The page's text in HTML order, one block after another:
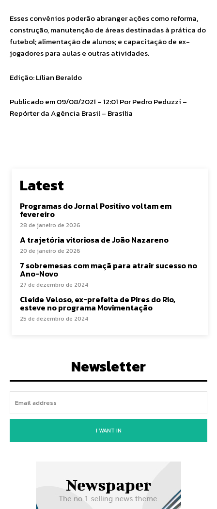
Esses convênios poderão abranger ações como reforma,
construção, manutenção de áreas destinadas à prática do
futebol; alimentação de alunos; e capacitação de ex-
jogadores para aulas e outras atividades.
Edição: Lílian Beraldo
Publicado em 09/08/2021 – 12:01 Por Pedro Peduzzi –
Repórter da Agência Brasil – Brasília
Latest
Programas do Jornal Positivo voltam em
fevereiro
28 de janeiro de 2026
A trajetória vitoriosa de João Nazareno
20 de janeiro de 2026
7 sobremesas com maçã para atrair sucesso no
Ano-Novo
27 de dezembro de 2024
Cleide Veloso, ex-prefeita de Pires do Rio,
esteve no programa Movimentação
25 de dezembro de 2024
Newsletter
I WANT IN